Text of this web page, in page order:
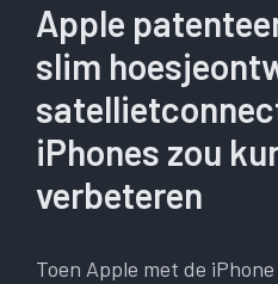
Apple
slim
iPhones zou
verbeteren
Toen Apple met de